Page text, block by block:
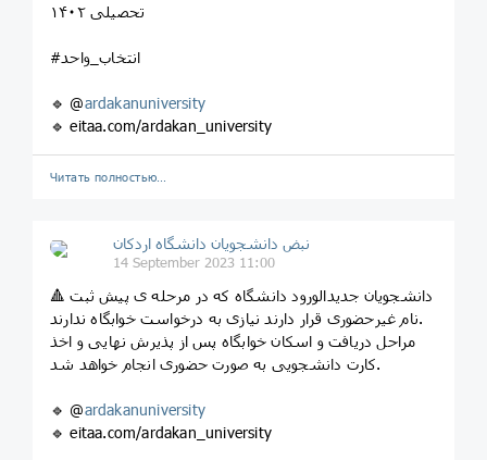
تحصیلی ۱۴۰۲
#انتخاب_واحد
🔹 @ardakanuniversity
🔹 eitaa.com/ardakan_university
Читать полностью…
نبض دانشجویان دانشگاه اردکان
14 September 2023 11:00
🔺 دانشجویان جدیدالورود دانشگاه که در مرحله ی پیش ثبت
نام غیرحضوری قرار دارند نیازی به درخواست خوابگاه ندارند.
مراحل دریافت و اسکان خوابگاه پس از پذیرش نهایی و اخذ
کارت دانشجویی به صورت حضوری انجام خواهد شد.
🔹 @ardakanuniversity
🔹 eitaa.com/ardakan_university